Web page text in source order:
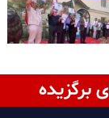
برگزیده